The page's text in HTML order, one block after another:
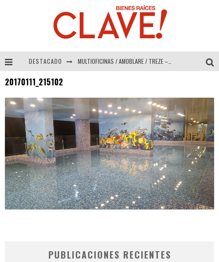
DESTACADO MULTIOFICINAS / AMOBLARE / TREZE – Especial Interiorismo & Decoración 2026
COLINEAL – Especial Interiorismo & Decoración 2026
ADRIANA HOYOS DESIGN STUDIO – Especial Interiorismo & Decoración 2026
20170111_215102
PUBLICACIONES RECIENTES